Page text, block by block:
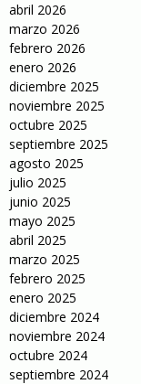
abril 2026
marzo 2026
febrero 2026
enero 2026
diciembre 2025
noviembre 2025
octubre 2025
septiembre 2025
agosto 2025
julio 2025
junio 2025
mayo 2025
abril 2025
marzo 2025
febrero 2025
enero 2025
diciembre 2024
noviembre 2024
octubre 2024
septiembre 2024